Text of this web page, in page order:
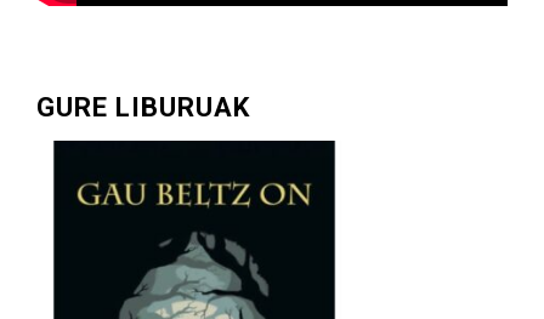
GURE LIBURUAK